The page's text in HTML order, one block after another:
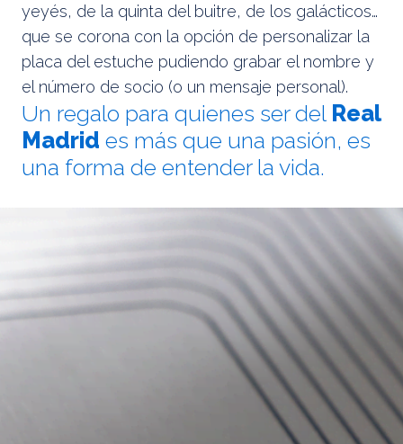
yeyés, de la quinta del buitre, de los galácticos…
que se corona con la opción de personalizar la
placa del estuche pudiendo grabar el nombre y
el número de socio (o un mensaje personal).
Un regalo para quienes ser del Real
Madrid es más que una pasión, es
una forma de entender la vida.